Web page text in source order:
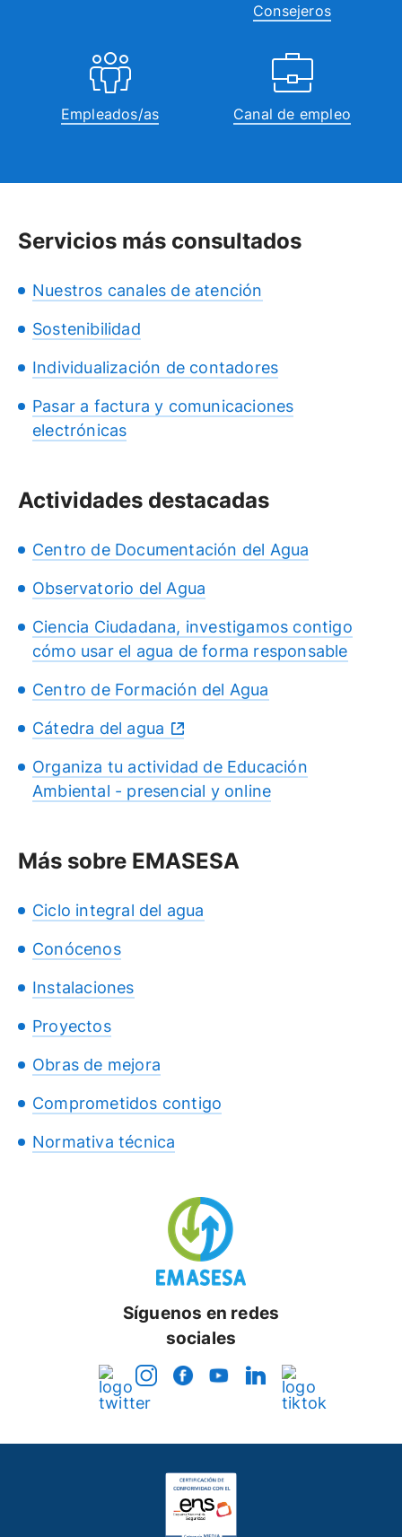
Consejeros
Empleados/as Canal de empleo
Servicios más consultados
Nuestros canales de atención
Sostenibilidad
Individualización de contadores
Pasar a factura y comunicaciones
electrónicas
Actividades destacadas
Centro de Documentación del Agua
Observatorio del Agua
Ciencia Ciudadana, investigamos contigo
cómo usar el agua de forma responsable
Centro de Formación del Agua
Cátedra del agua
Organiza tu actividad de Educación
Ambiental - presencial y online
Más sobre EMASESA
Ciclo integral del agua
Conócenos
Instalaciones
Proyectos
Obras de mejora
Comprometidos contigo
Normativa técnica
Síguenos en redes
sociales